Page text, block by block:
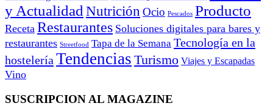
y Actualidad Nutrición Ocio Pescados Producto
Receta Restaurantes Soluciones digitales para bares y
restaurantes Streetfood Tapa de la Semana Tecnología en la
hostelería Tendencias Turismo Viajes y Escapadas
Vino
SUSCRIPCION AL MAGAZINE